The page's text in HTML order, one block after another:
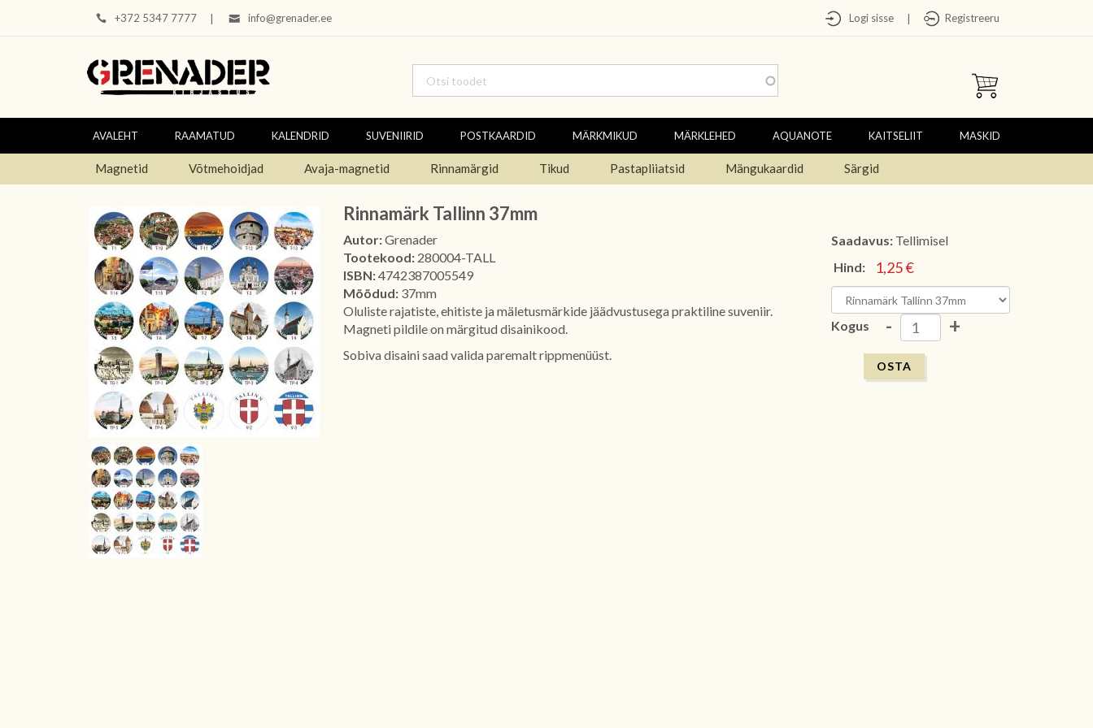
+372 5347 7777 info@grenader.ee Logi sisse Registreeru
AVALEHT RAAMATUD KALENDRID SUVENIIRID POSTKAARDID MÄRKMIKUD MÄRKLEHED AQUANOTE KAITSELIIT MASKID
Magnetid Võtmehoidjad Avaja-magnetid Rinnamärgid Tikud Pastapliiatsid Mängukaardid Särgid
Rinnamärk Tallinn 37mm
Autor:Grenader
Tootekood: 280004-TALL
ISBN:4742387005549
Mõõdud: 37mm
Oluliste rajatiste, ehitiste ja mäletusmärkide jäädvustusega praktiline suveniir.
Magneti pildile on märgitud disainikood.
Sobiva disaini saad valida paremalt rippmenüüst.
Saadavus: Tellimisel
Hind:
1,25 €
Kogus - +